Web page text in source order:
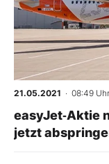
21.05.2021 · 08:49 Uhr
easyJet‑Aktie
jetzt